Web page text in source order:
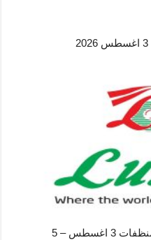
عروض لولو قطر اليوم مهرجان المنظفات 3 اغسطس – 5